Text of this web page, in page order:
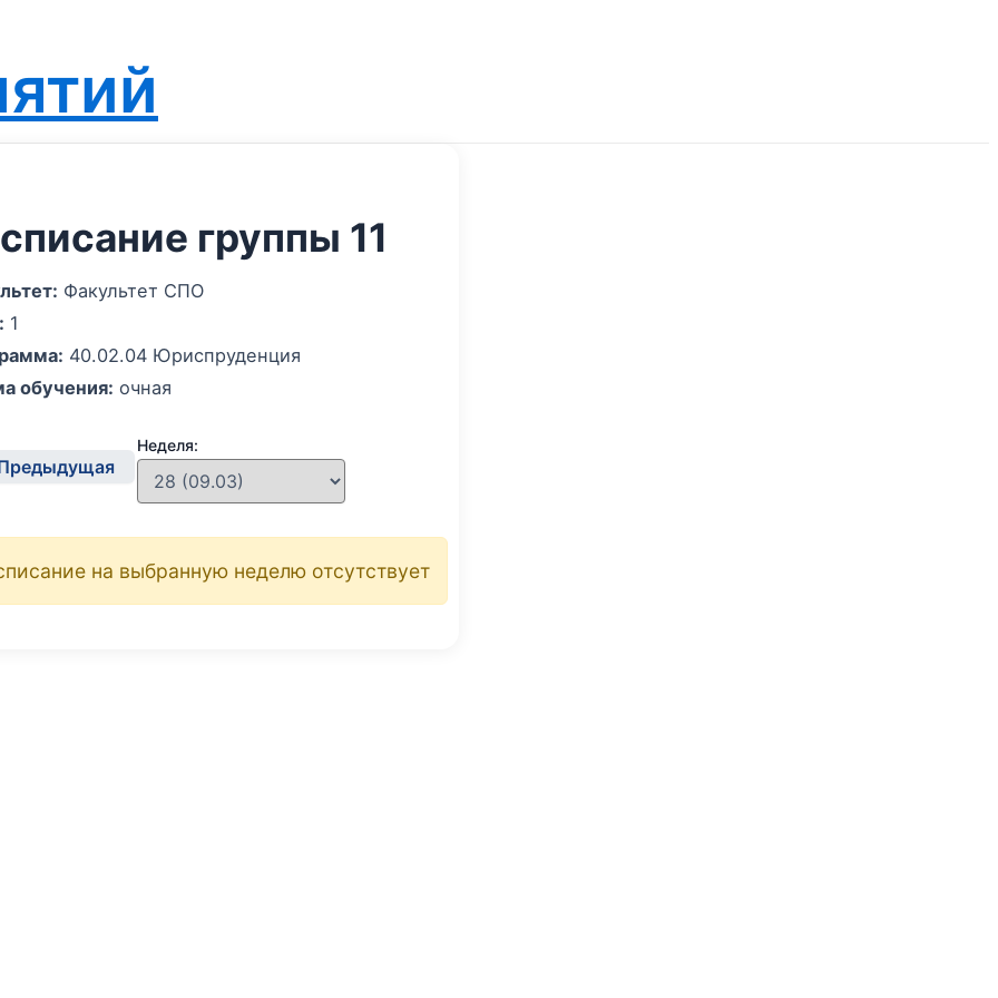
группы 11
Факультет СПО
1
40.02.04 Юриспруденция
обучения: очная
Неделя:
на выбранную неделю отсутствует